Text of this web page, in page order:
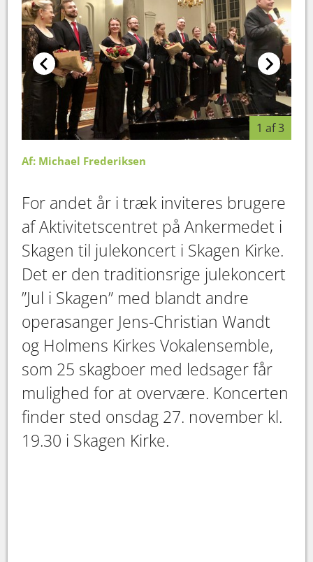
1 af 3
Af: Michael Frederiksen
For andet år i træk inviteres brugere
af Aktivitetscentret på Ankermedet i
Skagen til julekoncert i Skagen Kirke.
Det er den traditionsrige julekoncert
”Jul i Skagen” med blandt andre
operasanger Jens-Christian Wandt
og Holmens Kirkes Vokalensemble,
som 25 skagboer med ledsager får
mulighed for at overvære. Koncerten
finder sted onsdag 27. november kl.
19.30 i Skagen Kirke.